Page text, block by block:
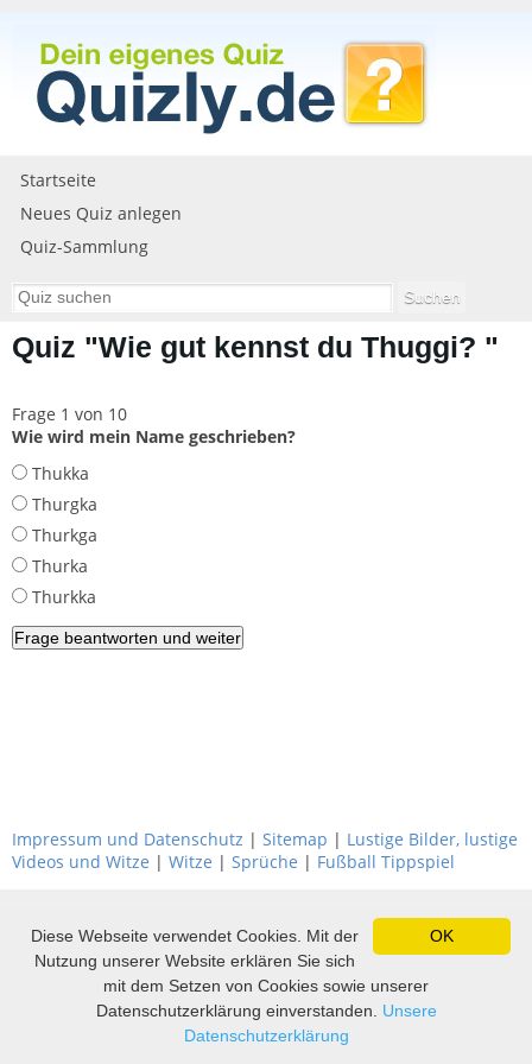
Startseite
Neues Quiz anlegen
Quiz-Sammlung
Quiz "Wie gut kennst du Thuggi? "
Frage 1 von 10
Wie wird mein Name geschrieben?
Thukka
Thurgka
Thurkga
Thurka
Thurkka
Impressum und Datenschutz | Sitemap | Lustige Bilder, lustige
Videos und Witze | Witze | Sprüche | Fußball Tippspiel
OK
Diese Webseite verwendet Cookies. Mit der
Nutzung unserer Website erklären Sie sich
mit dem Setzen von Cookies sowie unserer
Datenschutzerklärung einverstanden. Unsere
Datenschutzerklärung